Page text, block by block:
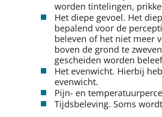
worden tintelingen,
Het diepe gevoel. Het
bepalend voor de
beleven of het niet meer
boven de grond te
gescheiden worden
Het evenwicht. Hierbij
evenwicht.
Pijn- en
Tijdsbeleving. Soms